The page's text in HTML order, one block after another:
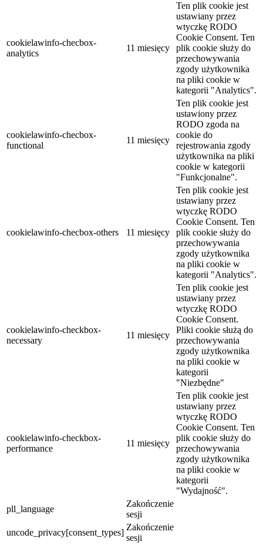
cookielawinfo-checbox-
analytics
11 miesięcy
Ten plik cookie jest
ustawiany przez
wtyczkę RODO
Cookie Consent. Ten
plik cookie służy do
przechowywania
zgody użytkownika
na pliki cookie w
kategorii "Analytics".
cookielawinfo-checbox-
functional
11 miesięcy
Ten plik cookie jest
ustawiony przez
RODO zgoda na
cookie do
rejestrowania zgody
użytkownika na pliki
cookie w kategorii
"Funkcjonalne".
cookielawinfo-checbox-others 11 miesięcy
Ten plik cookie jest
ustawiany przez
wtyczkę RODO
Cookie Consent. Ten
plik cookie służy do
przechowywania
zgody użytkownika
na pliki cookie w
kategorii "Analytics".
cookielawinfo-checkbox-
necessary
11 miesięcy
Ten plik cookie jest
ustawiany przez
wtyczkę RODO
Cookie Consent.
Pliki cookie służą do
przechowywania
zgody użytkownika
na pliki cookie w
kategorii
"Niezbędne"
cookielawinfo-checkbox-
performance
11 miesięcy
Ten plik cookie jest
ustawiany przez
wtyczkę RODO
Cookie Consent. Ten
plik cookie służy do
przechowywania
zgody użytkownika
na pliki cookie w
kategorii
"Wydajność".
pll_language
Zakończenie
sesji
uncode_privacy[consent_types]
Zakończenie
sesji